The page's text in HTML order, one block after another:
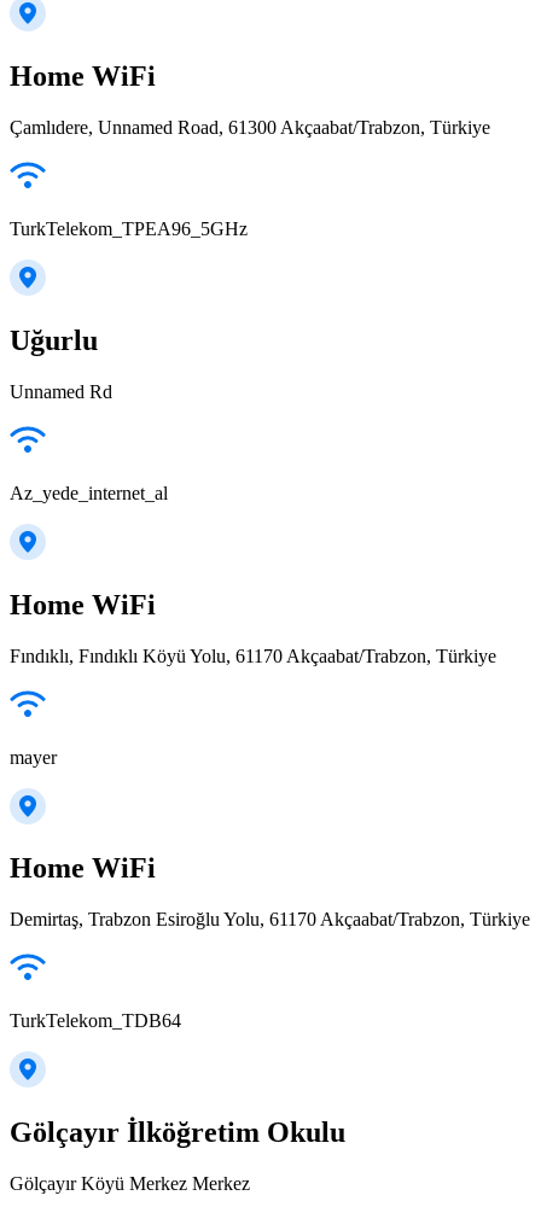
Home WiFi
Çamlıdere, Unnamed Road, 61300 Akçaabat/Trabzon, Türkiye
TurkTelekom_TPEA96_5GHz
Uğurlu
Unnamed Rd
Az_yede_internet_al
Home WiFi
Fındıklı, Fındıklı Köyü Yolu, 61170 Akçaabat/Trabzon, Türkiye
mayer
Home WiFi
Demirtaş, Trabzon Esiroğlu Yolu, 61170 Akçaabat/Trabzon, Türkiye
TurkTelekom_TDB64
Gölçayır İlköğretim Okulu
Gölçayır Köyü Merkez Merkez